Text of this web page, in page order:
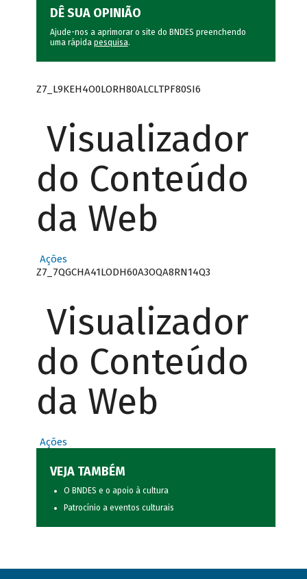
DÊ SUA OPINIÃO
Ajude-nos a aprimorar o site do BNDES preenchendo
uma rápida pesquisa.
Z7_L9KEH4O0LORH80ALCLTPF80SI6
Visualizador
do Conteúdo
da Web
Ações
Z7_7QGCHA41LODH60A3OQA8RN14Q3
Visualizador
do Conteúdo
da Web
Ações
VEJA TAMBÉM
O BNDES e o apoio à cultura
Patrocínio a eventos culturais